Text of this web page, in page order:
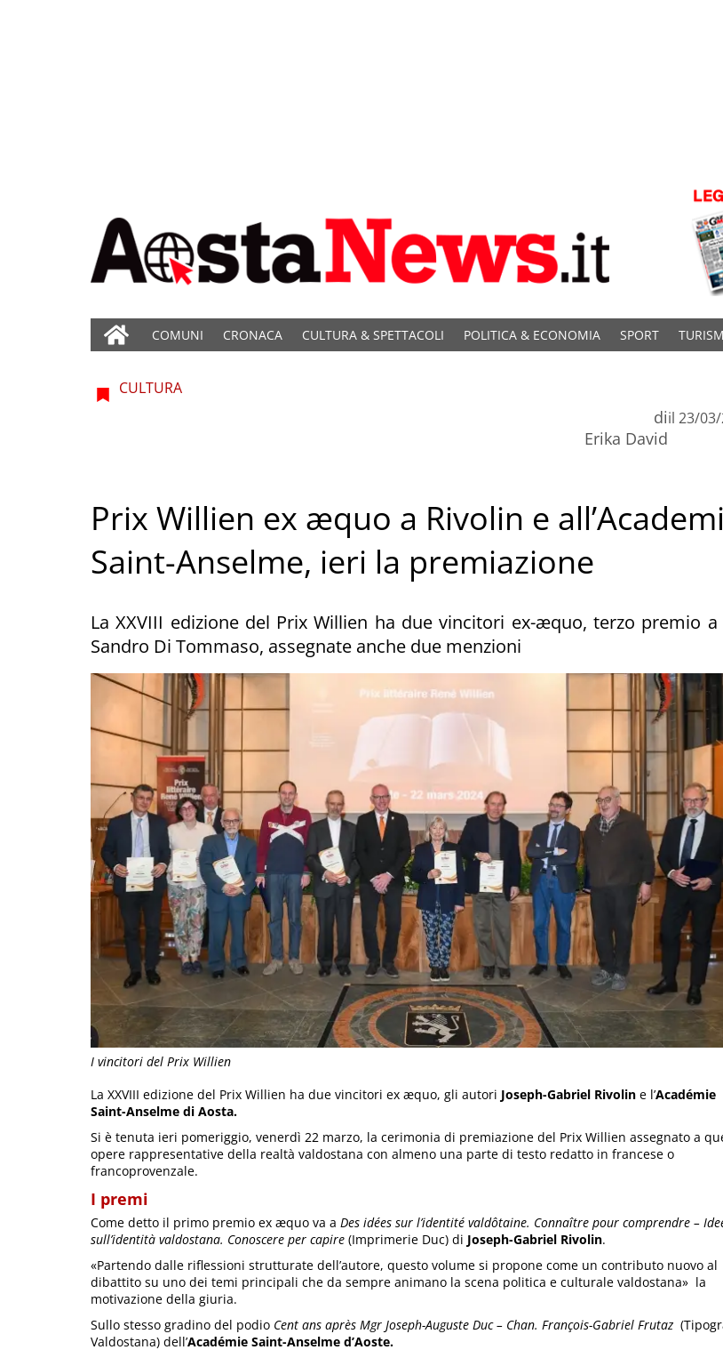
COMUNI CRONACA CULTURA & SPETTACOLI POLITICA & ECONOMIA SPORT
I vincitori del Prix Willien
CULTURA
di
Erika David
il 23/
Prix Willien ex æquo a Rivolin e
Saint-Anselme, ieri la premiazione
La XXVIII edizione del Prix Willien ha due vincitori ex-æquo, terzo premio a
Sandro Di Tommaso, assegnate anche due menzioni
La XXVIII edizione del Prix Willien ha due vincitori ex æquo, gli autori Joseph-Gabriel Rivolin e l’Académie
Saint-Anselme di Aosta.
Si è tenuta ieri pomeriggio, venerdì 22 marzo, la cerimonia di premiazione del Prix Willien assegnato a
opere rappresentative della realtà valdostana con almeno una parte di testo redatto in francese o
francoprovenzale.
I premi
Come detto il primo premio ex æquo va a Des idées sur l’identité valdôtaine. Connaître pour comprendre –
sull’identità valdostana. Conoscere per capire (Imprimerie Duc) di Joseph-Gabriel Rivolin.
«Partendo dalle riflessioni strutturate dell’autore, questo volume si propone come un contributo nuovo al
dibattito su uno dei temi principali che da sempre animano la scena politica e culturale valdostana» la
motivazione della giuria.
Sullo stesso gradino del podio Cent ans après Mgr Joseph-Auguste Duc – Chan. François-Gabriel Frutaz
Valdostana) dell’Académie Saint-Anselme d’Aoste.